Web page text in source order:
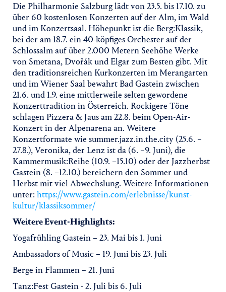
Die Philharmonie Salzburg lädt von 23.5. bis 17.10. zu
über 60 kostenlosen Konzerten auf der Alm, im Wald
und im Konzertsaal. Höhepunkt ist die Berg:Klassik,
bei der am 18.7. ein 40-köpfiges Orchester auf der
Schlossalm auf über 2.000 Metern Seehöhe Werke
von Smetana, Dvořák und Elgar zum Besten gibt. Mit
den traditionsreichen Kurkonzerten im Merangarten
und im Wiener Saal bewahrt Bad Gastein zwischen
21.6. und 1.9. eine mittlerweile selten gewordene
Konzerttradition in Österreich. Rockigere Töne
schlagen Pizzera & Jaus am 22.8. beim Open-Air-
Konzert in der Alpenarena an. Weitere
Konzertformate wie summer.jazz.in.the.city (25.6. –
27.8.), Veronika, der Lenz ist da (6. –9. Juni), die
Kammermusik:Reihe (10.9. –15.10) oder der Jazzherbst
Gastein (8. –12.10.) bereichern den Sommer und
Herbst mit viel Abwechslung. Weitere Informationen
unter: https://www.gastein.com/erlebnisse/kunst-
kultur/klassiksommer/
Weitere Event-Highlights:
Yogafrühling Gastein – 23. Mai bis 1. Juni
Ambassadors of Music – 19. Juni bis 23. Juli
Berge in Flammen – 21. Juni
Tanz:Fest Gastein - 2. Juli bis 6. Juli